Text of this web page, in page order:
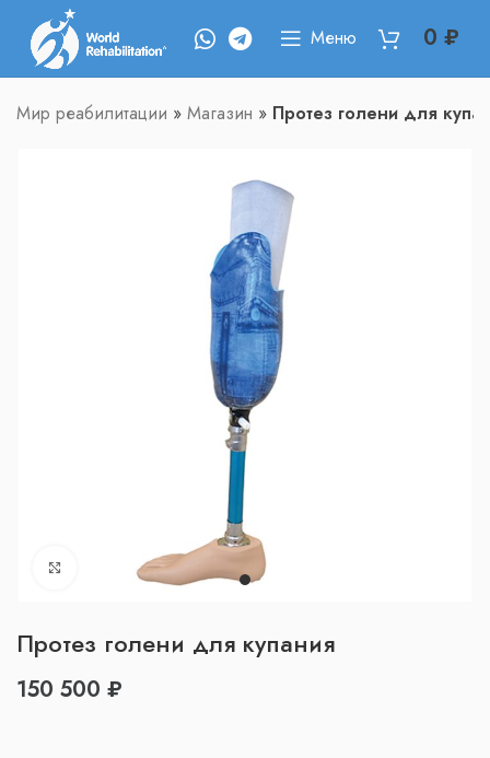
Меню 0₽
Мир реабилитации » Магазин » Протез голени для
Нажмите, чтобы увеличить
Протез голени для купания
₽